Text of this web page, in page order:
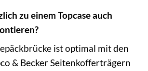
zu einem Topcase auch
ist optimal mit den
& Becker Seitenkofferträgern